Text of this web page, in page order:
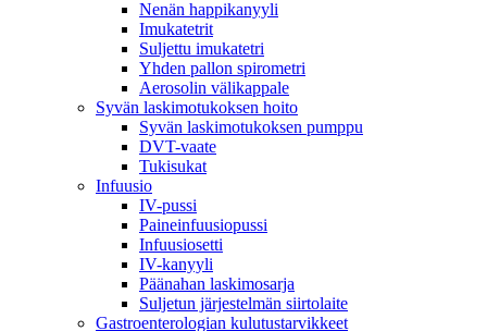
Nenän happikanyyli
Imukatetrit
Suljettu imukatetri
Yhden pallon spirometri
Aerosolin välikappale
Syvän laskimotukoksen hoito
Syvän laskimotukoksen pumppu
DVT-vaate
Tukisukat
Infuusio
IV-pussi
Paineinfuusiopussi
Infuusiosetti
IV-kanyyli
Päänahan laskimosarja
Suljetun järjestelmän siirtolaite
Gastroenterologian kulutustarvikkeet